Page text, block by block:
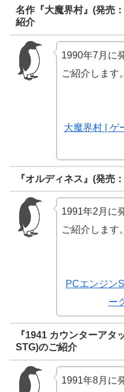
名作『大魔界村』(発売
紹介
1990年7月に
ご紹介します。
大魔界村 | ゲ
『オルディネス』(発売
1991年2月に
ご紹介します。
PCエンジン
ー
『1941 カウンターアタ
STG)のご紹介
1991年8月に